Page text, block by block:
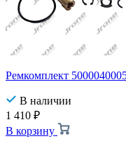
Ремкомплект
В наличии
1 410 ₽
В корзину